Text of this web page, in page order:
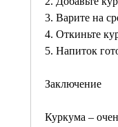
3. Варите на
4. Откиньте
5. Напиток
Заключение
Куркума –